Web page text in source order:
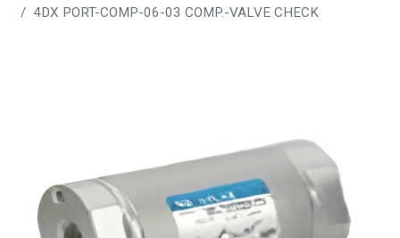
4DX PORT-COMP-06-03 COMP.-VALVE CHECK